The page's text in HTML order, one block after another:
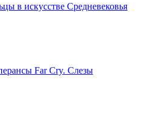
в искусстве Средневековья
Far Cry. Слезы